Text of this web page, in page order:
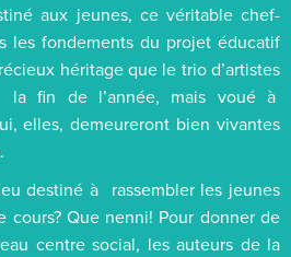
aux jeunes, ce véritable chef-
les fondements du projet éducatif
héritage que le trio d’artistes
fin de l’année, mais voué à
elles, demeureront bien vivantes
destiné à rassembler les jeunes
cours? Que nenni! Pour donner de
centre social, les auteurs de la